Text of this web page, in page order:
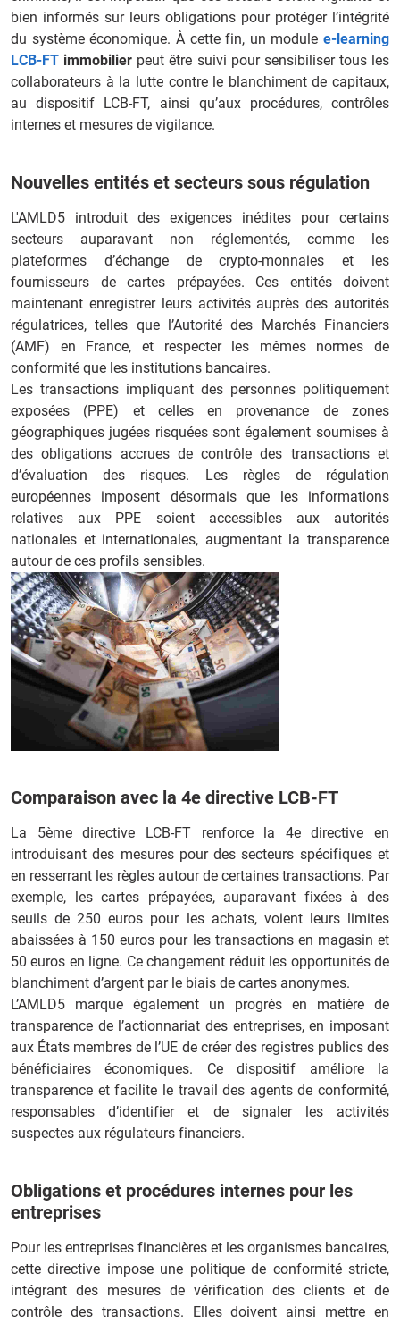
bien informés sur leurs obligations pour protéger l’intégrité
du système économique. À cette fin, un module e-learning
LCB-FT immobilier peut être suivi pour sensibiliser tous les
collaborateurs à la lutte contre le blanchiment de capitaux,
au dispositif LCB-FT, ainsi qu’aux procédures, contrôles
internes et mesures de vigilance.
Nouvelles entités et secteurs sous régulation
L'AMLD5 introduit des exigences inédites pour certains
secteurs auparavant non réglementés, comme les
plateformes d’échange de crypto-monnaies et les
fournisseurs de cartes prépayées. Ces entités doivent
maintenant enregistrer leurs activités auprès des autorités
régulatrices, telles que l’Autorité des Marchés Financiers
(AMF) en France, et respecter les mêmes normes de
conformité que les institutions bancaires.
Les transactions impliquant des personnes politiquement
exposées (PPE) et celles en provenance de zones
géographiques jugées risquées sont également soumises à
des obligations accrues de contrôle des transactions et
d’évaluation des risques. Les règles de régulation
européennes imposent désormais que les informations
relatives aux PPE soient accessibles aux autorités
nationales et internationales, augmentant la transparence
autour de ces profils sensibles.
Comparaison avec la 4e directive LCB-FT
La 5ème directive LCB-FT renforce la 4e directive en
introduisant des mesures pour des secteurs spécifiques et
en resserrant les règles autour de certaines transactions. Par
exemple, les cartes prépayées, auparavant fixées à des
seuils de 250 euros pour les achats, voient leurs limites
abaissées à 150 euros pour les transactions en magasin et
50 euros en ligne. Ce changement réduit les opportunités de
blanchiment d’argent par le biais de cartes anonymes.
L’AMLD5 marque également un progrès en matière de
transparence de l’actionnariat des entreprises, en imposant
aux États membres de l’UE de créer des registres publics des
bénéficiaires économiques. Ce dispositif améliore la
transparence et facilite le travail des agents de conformité,
responsables d’identifier et de signaler les activités
suspectes aux régulateurs financiers.
Obligations et procédures internes pour les
entreprises
Pour les entreprises financières et les organismes bancaires,
cette directive impose une politique de conformité stricte,
intégrant des mesures de vérification des clients et de
contrôle des transactions. Elles doivent ainsi mettre en